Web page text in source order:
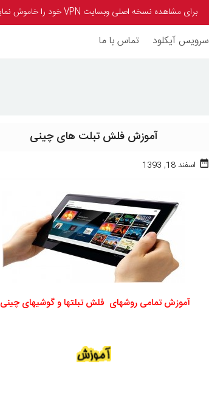
برای مشاهده نسخه اصلی وبسایت VPN خود را خاموش نمایید
سرویس آیکلود تماس با ما
آموزش فلش تبلت های چینی
اسفند 18, 1393
آموزش تمامی روشهای فلش تبلتها و گوشیهای چینی